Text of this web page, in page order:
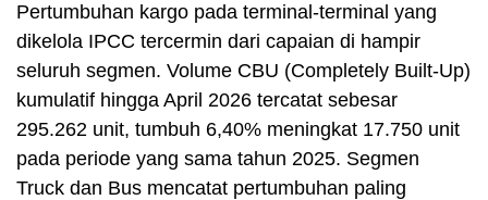
Pertumbuhan kargo pada terminal-terminal yang
dikelola IPCC tercermin dari capaian di hampir
seluruh segmen. Volume CBU (Completely Built-Up)
kumulatif hingga April 2026 tercatat sebesar
295.262 unit, tumbuh 6,40% meningkat 17.750 unit
pada periode yang sama tahun 2025. Segmen
Truck dan Bus mencatat pertumbuhan paling